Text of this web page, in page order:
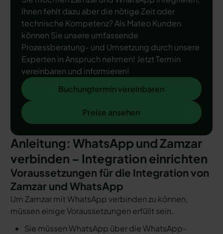
Ihnen fehlt dazu aber die nötige Zeit oder
technische Kompetenz? Als Mateo Kunden
können Sie unsere umfassende
Prozessberatung- und Umsetzung durch unsere
Experten in Anspruch nehmen! Jetzt Termin
vereinbaren und informieren!
Buchungtermin vereinbaren
Buchungtermin vereinbaren
Preise ansehen
Preise ansehen
Anleitung: WhatsApp und Zamzar
verbinden – Integration einrichten
Voraussetzungen für die Integration von
Zamzar und WhatsApp
Um Zamzar mit WhatsApp verbinden zu können,
müssen einige Voraussetzungen erfüllt sein.
Sie müssen WhatsApp über die WhatsApp-